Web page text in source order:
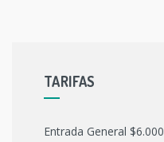
TARIFAS
Entrada General $6.000